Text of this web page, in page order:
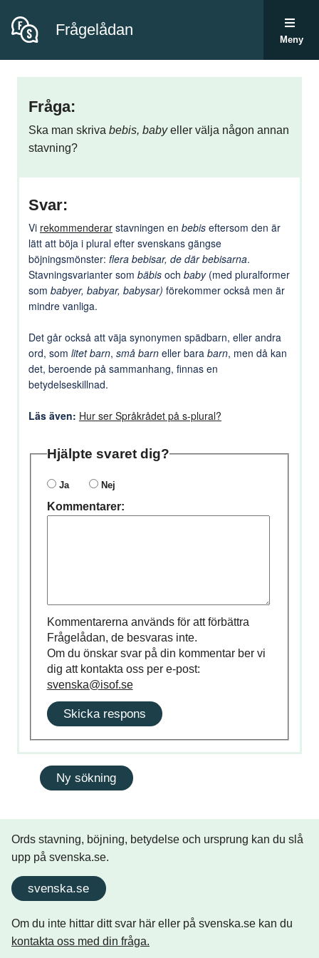
Frågelådan
Meny
Fråga:
Ska man skriva bebis, babyeller välja någon annan
stavning?
Svar:
Vi rekommenderarstavningen en bebiseftersom den är
lätt att böja i plural efter svenskans gängse
böjningsmönster: flera bebisar, de där bebisarna.
Stavningsvarianter som bäbisoch baby(med pluralformer
som babyer, babyar, babysar) förekommer också men är
mindre vanliga.
Det går också att väja synonymen spädbarn, eller andra
ord, som litet barn, små barneller bara barn, men då kan
det, beroende på sammanhang, finnas en
betydelseskillnad.
Läs även: Hur ser Språkrådet på s-plural?
Hjälpte svaret dig?
Ja Nej
Kommentarer:
Kommentarerna används för att förbättra
Frågelådan, de besvaras inte.
Om du önskar svar på din kommentar ber vi
dig att kontakta oss per e-post:
svenska@isof.se
Skicka respons
Ords stavning, böjning, betydelse och ursprung kan du slå
upp på svenska.se.
svenska.se
Om du inte hittar ditt svar här eller på svenska.se kan du
kontakta oss med din fråga.